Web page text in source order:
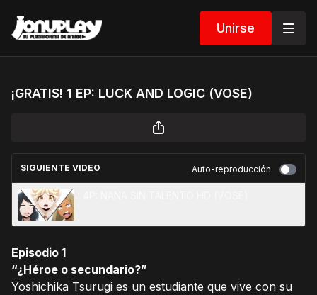
Unirse
¡GRATIS! 1 EP: LUCK AND LOGIC (VOSE)
SIGUIENTE VIDEO Auto-reproducción
Episodio 1
“¿Héroe o secundario?”
Yoshichika Tsurugi es un estudiante que vive con su